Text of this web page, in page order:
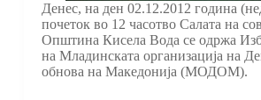
Денес, на ден 02.12.2012 година
почеток во 12 часотво Салата на
Општина Кисела Вода се одржа
на Младинската организација на
обнова на Македонија (МОДОМ).